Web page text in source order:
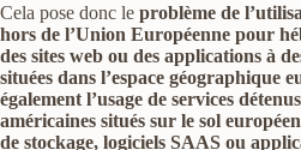
Cela pose donc le problème de
hors de l’Union Européenne pour
des sites web ou des applications à
situées dans l’espace géographique
également l’usage de services
américaines situés sur le sol
de stockage, logiciels SAAS ou